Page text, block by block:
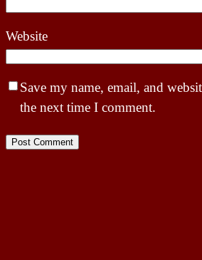
Website
Save my name, email, and
the next time I comment.